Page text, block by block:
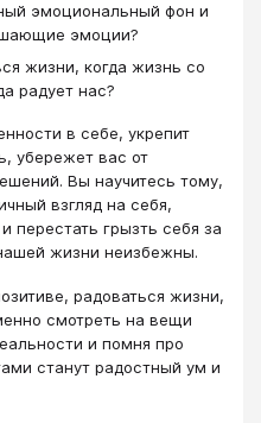
эмоциональный фон и
эмоции?
жизни, когда жизнь со
радует нас?
в себе, укрепит
убережет вас от
Вы научитесь тому,
взгляд на себя,
перестать грызть себя за
жизни неизбежны.
радоваться жизни,
смотреть на вещи
и помня про
станут радостный ум и